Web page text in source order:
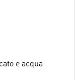
e acqua